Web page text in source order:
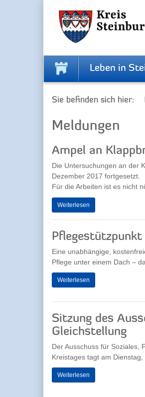
Leben in
Sie befinden sich hier:
Meldungen
Ampel an
Die Untersuchungen an der
Dezember 2017 fortgesetzt.
Für die Arbeiten ist es nicht
Weiterlesen
Eine unabhängige,
Pflege unter einem Dach –
Weiterlesen
Sitzung des
Gleichstellung
Der Ausschuss für Soziales,
Kreistages tagt am
Weiterlesen